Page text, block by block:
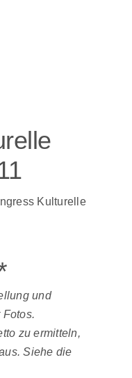
Kulturelle
und
Fotos.
zu ermitteln,
Siehe die